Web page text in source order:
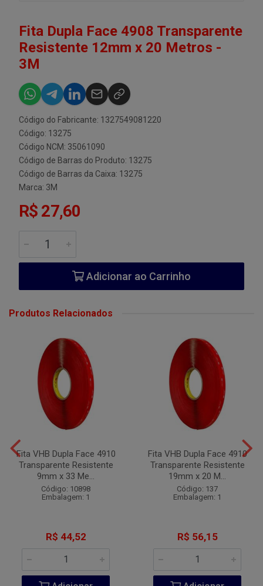
Fita Dupla Face 4908 Transparente
Resistente 12mm x 20 Metros -
3M
Código do Fabricante: 1327549081220
Código: 13275
Código NCM: 35061090
Código de Barras do Produto: 13275
Código de Barras da Caixa: 13275
Marca: 3M
R$ 27,60
Adicionar ao Carrinho
Produtos Relacionados
Fita VHB Dupla Face 4910
Transparente Resistente
9mm x 33 Me...
Código: 10898
Embalagem: 1
R$ 44,52
Fita VHB Dupla Face 4910
Transparente Resistente
19mm x 20 M...
Código: 137
Embalagem: 1
R$ 56,15